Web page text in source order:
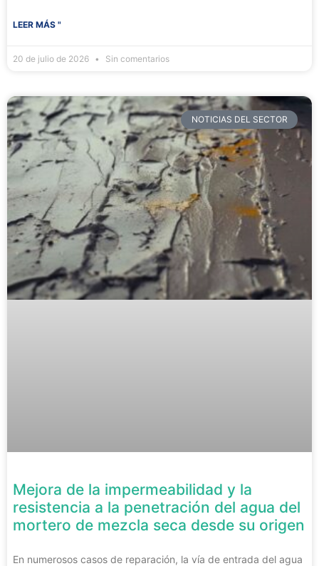
LEER MÁS "
20 de julio de 2026 Sin comentarios
NOTICIAS DEL SECTOR
Mejora de la impermeabilidad y la
resistencia a la penetración del agua del
mortero de mezcla seca desde su origen
En numerosos casos de reparación, la vía de entrada del agua